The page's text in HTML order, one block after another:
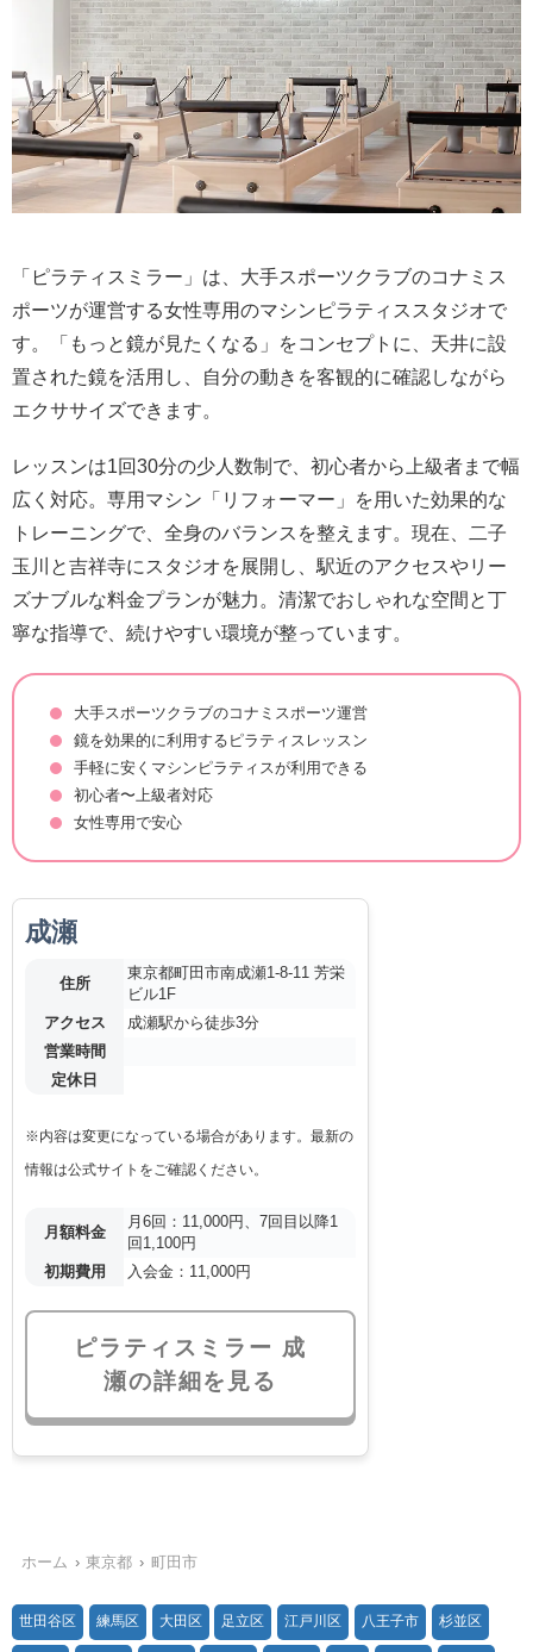
「ピラティスミラー」は、大手スポーツクラブのコナミス
ポーツが運営する女性専用のマシンピラティススタジオで
す。「もっと鏡が見たくなる」をコンセプトに、天井に設
置された鏡を活用し、自分の動きを客観的に確認しながら
エクササイズできます。
レッスンは1回30分の少人数制で、初心者から上級者まで幅
広く対応。専用マシン「リフォーマー」を用いた効果的な
トレーニングで、全身のバランスを整えます。現在、二子
玉川と吉祥寺にスタジオを展開し、駅近のアクセスやリー
ズナブルな料金プランが魅力。清潔でおしゃれな空間と丁
寧な指導で、続けやすい環境が整っています。
大手スポーツクラブのコナミスポーツ運営
鏡を効果的に利用するピラティスレッスン
手軽に安くマシンピラティスが利用できる
初心者〜上級者対応
女性専用で安心
成瀬
住所
東京都町田市南成瀬1-8-11 芳栄
ビル1F
アクセス
成瀬駅から徒歩3分
営業時間
定休日
※内容は変更になっている場合があります。最新の
情報は公式サイトをご確認ください。
月額料金
月6回：11,000円、7回目以降1
回1,100円
初期費用
入会金：11,000円
ピラティスミラー 成
瀬の詳細を見る
ホーム 東京都 町田市
世田谷区 練馬区 大田区 足立区 江戸川区 八王子市 杉並区